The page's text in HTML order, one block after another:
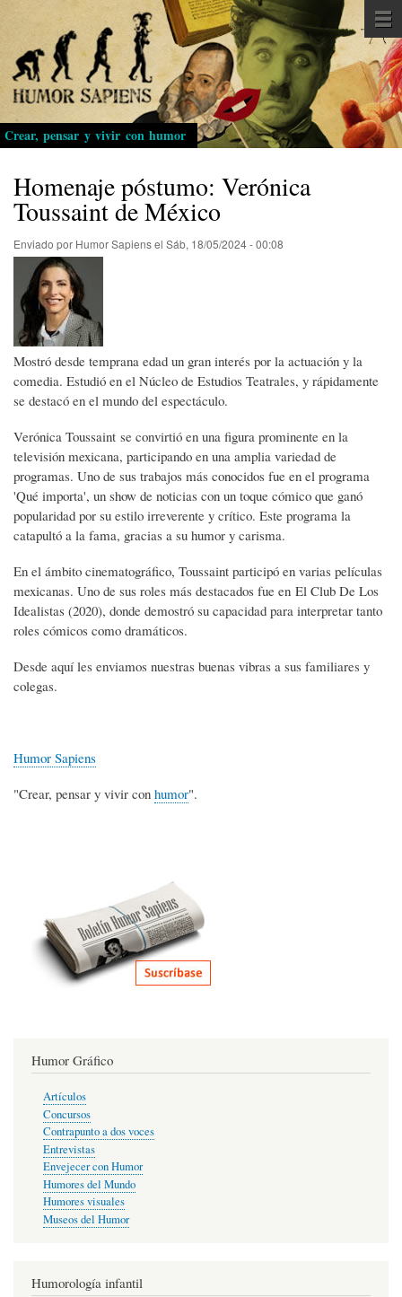
Pasar
al
contenido
principal
Crear, pensar y vivir con humor
Homenaje póstumo: Verónica
Toussaint de México
Enviado por Humor Sapiensel Sáb, 18/05/2024 - 00:08
Mostró desde temprana edad un gran interés por la actuación y la
comedia. Estudió en el Núcleo de Estudios Teatrales, y rápidamente
se destacó en el mundo del espectáculo.
Verónica Toussaint se convirtió en una figura prominente en la
televisión mexicana, participando en una amplia variedad de
programas. Uno de sus trabajos más conocidos fue en el programa
'Qué importa', un show de noticias con un toque cómico que ganó
popularidad por su estilo irreverente y crítico. Este programa la
catapultó a la fama, gracias a su humor y carisma.
En el ámbito cinematográfico, Toussaint participó en varias películas
mexicanas. Uno de sus roles más destacados fue en El Club De Los
Idealistas (2020), donde demostró su capacidad para interpretar tanto
roles cómicos como dramáticos.
Desde aquí les enviamos nuestras buenas vibras a sus familiares y
colegas.
Humor Sapiens
"Crear, pensar y vivir con humor".
Humor Gráfico
Artículos
Concursos
Contrapunto a dos voces
Entrevistas
Envejecer con Humor
Humores del Mundo
Humores visuales
Museos del Humor
Humorología infantil